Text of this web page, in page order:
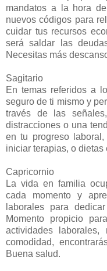
mandatos a la hora
nuevos códigos para
cuidar tus recursos
será saldar las
Necesitas más
Sagitario
En temas referidos a
seguro de ti mismo y
través de las
distracciones o una
en tu progreso
iniciar terapias, o dietas
Capricornio
La vida en familia
cada momento y
laborales para
Momento propicio
actividades
comodidad,
Buena salud.